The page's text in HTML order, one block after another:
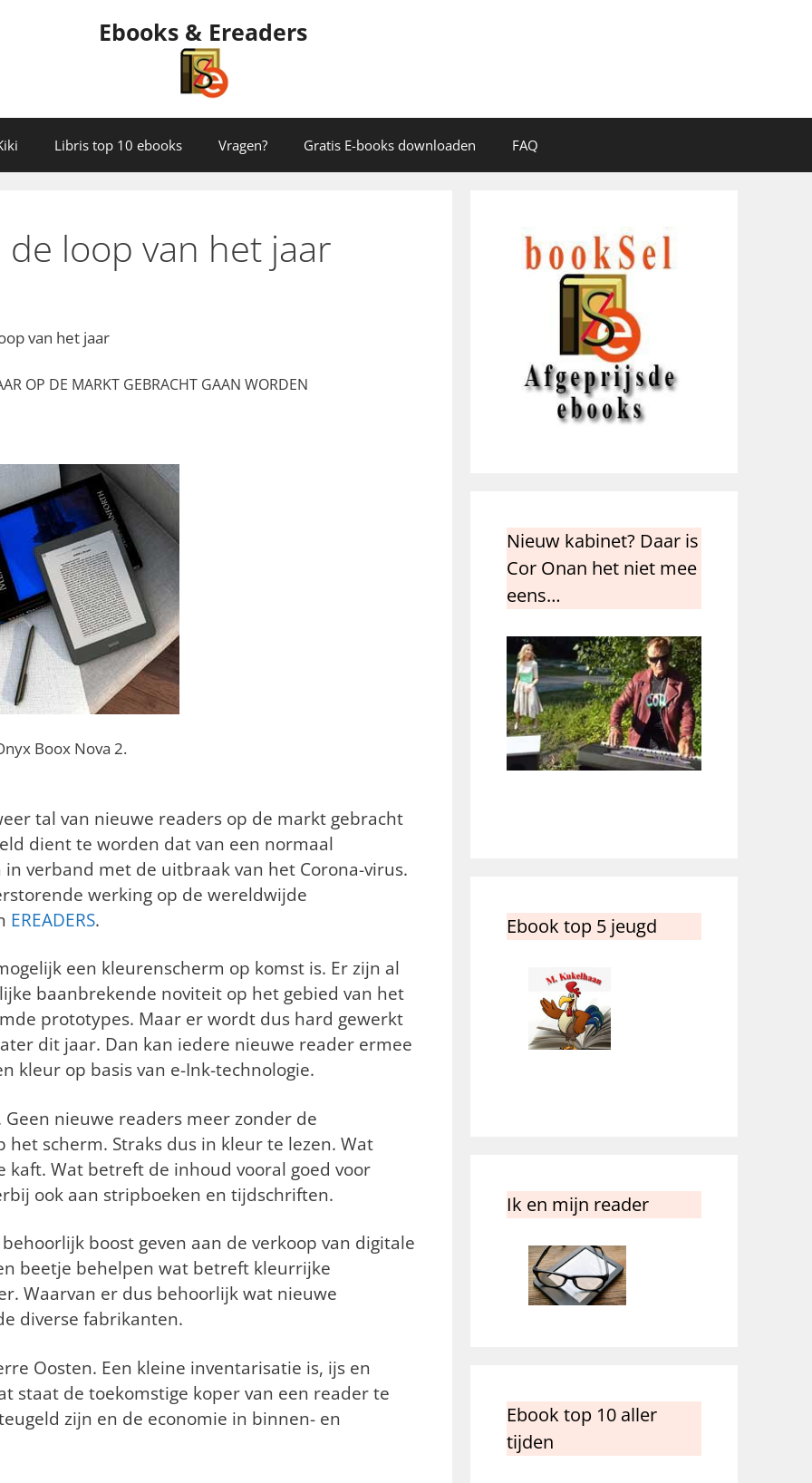
Ebooks & Ereaders
Libris top 10 ebooks Vragen? Gratis E-books downloaden FAQ
loop van het jaar
van het jaar
OP DE MARKT GEBRACHT GAAN WORDEN
Boox Nova 2.
tal van nieuwe readers op de markt gebracht
dient te worden dat van een normaal
verband met de uitbraak van het Corona-virus.
werking op de wereldwijde
EREADERS.
een kleurenscherm op komst is. Er zijn al
baanbrekende noviteit op het gebied van het
prototypes. Maar er wordt dus hard gewerkt
dit jaar. Dan kan iedere nieuwe reader ermee
kleur op basis van e-Ink-technologie.
nieuwe readers meer zonder de
scherm. Straks dus in kleur te lezen. Wat
kaft. Wat betreft de inhoud vooral goed voor
ook aan stripboeken en tijdschriften.
boost geven aan de verkoop van digitale
beetje behelpen wat betreft kleurrijke
Waarvan er dus behoorlijk wat nieuwe
diverse fabrikanten.
Oosten. Een kleine inventarisatie is, ijs en
staat de toekomstige koper van een reader te
zijn en de economie in binnen- en
Nieuw kabinet? Daar is
Cor Onan het niet mee
eens…
Ebook top 5 jeugd
Ik en mijn reader
Ebook top 10 aller
tijden